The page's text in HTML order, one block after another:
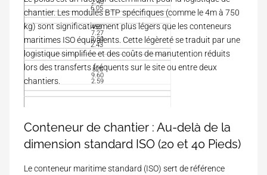
.
(
)
u
r
E
x
t
.
(
m
)
H
a
u
t
e
u
E
x
(
S
u
f
e
(
P
s
450
7.27
825
2.40
2.50
9.60
6.05
2.43
2.59
chantier. Les modules BTP spécifiques (comme le 4m à 750
kg) sont significativement plus légers que les conteneurs
maritimes ISO équivalents. Cette légèreté se traduit par une
logistique simplifiée et des coûts de manutention réduits
lors des transferts fréquents sur le site ou entre deux
chantiers.
Conteneur de chantier : Au-delà de la
dimension standard ISO (20 et 40 Pieds)
Leconteneur maritime standard (ISO) sert de référence